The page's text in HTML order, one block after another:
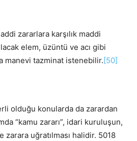
zararlara karşılık maddi
elem, üzüntü ve acı gibi
manevi tazminat istenebilir. [50]
olduğu konularda da zarardan
“kamu zararı”, idari kuruluşun,
zarara uğratılması halidir. 5018